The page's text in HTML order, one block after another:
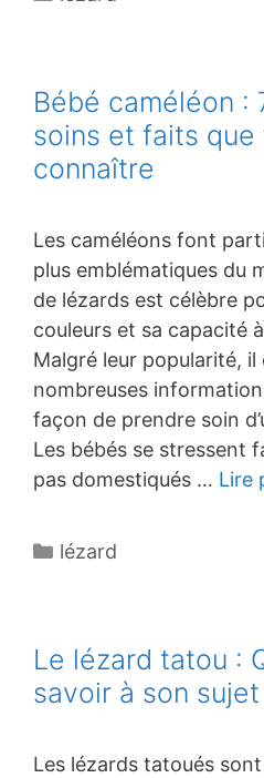
Bébé caméléon :
soins et faits que
connaître
Les caméléons font
plus emblématiques du
de lézards est célèbre
couleurs et sa capacité
Malgré leur popularité, il
nombreuses
façon de prendre soin
Les bébés se stressent
pas domestiqués … Lire
Catégories
lézard
Le lézard tatou :
savoir à son sujet
Les lézards tatoués